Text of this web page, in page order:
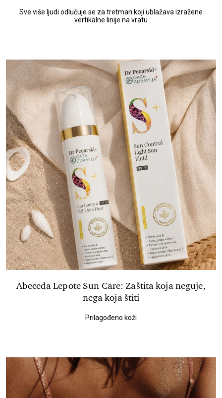
Sve više ljudi odlučuje se za tretman koji ublažava izražene
vertikalne linije na vratu
Abeceda Lepote Sun Care: Zaštita koja neguje,
nega koja štiti
Prilagođeno koži